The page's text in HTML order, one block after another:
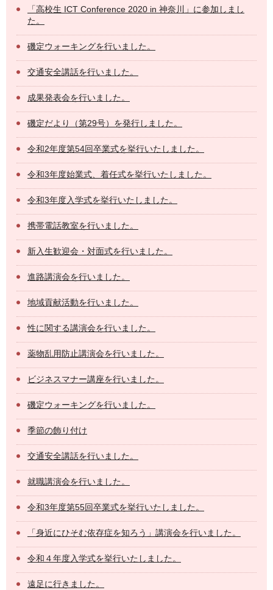
「高校生 ICT Conference 2020 in 神奈川」に参加しまし
た。
磯定ウォーキングを行いました。
交通安全講話を行いました。
成果発表会を行いました。
磯定だより（第29号）を発行しました。
令和2年度第54回卒業式を挙行いたしました。
令和3年度始業式、着任式を挙行いたしました。
令和3年度入学式を挙行いたしました。
携帯電話教室を行いました。
新入生歓迎会・対面式を行いました。
進路講演会を行いました。
地域貢献活動を行いました。
性に関する講演会を行いました。
薬物乱用防止講演会を行いました。
ビジネスマナー講座を行いました。
磯定ウォーキングを行いました。
季節の飾り付け
交通安全講話を行いました。
就職講演会を行いました。
令和3年度第55回卒業式を挙行いたしました。
「身近にひそむ依存症を知ろう」講演会を行いました。
令和４年度入学式を挙行いたしました。
遠足に行きました。